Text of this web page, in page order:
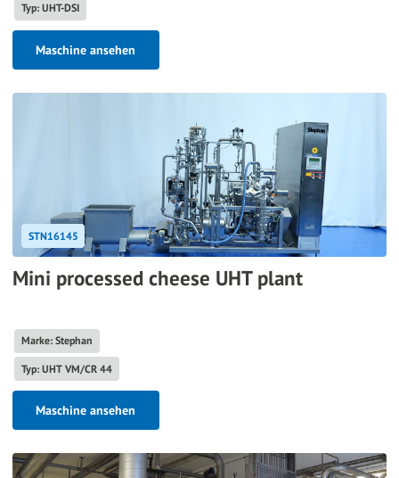
Typ: UHT-DSI
Maschine ansehen
STN16145
Mini processed cheese UHT plant
Marke: Stephan
Typ: UHT VM/CR 44
Maschine ansehen